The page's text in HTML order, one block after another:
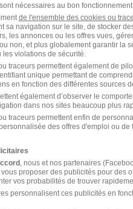
- 71 CDI 50 000 - 55
Qualité - CDI
nécessaires au bon
de l'ensemble des cookies ou
sa navigation sur le site, de stocker
les annonces ou les offres vues,
non, et plus globalement garantir la
violations de sécurité.
traceurs permettent également de
unique permettant de
en fonction des différentes sources
également d’observer le
dans nos sites beaucoup plus
traceurs permettent enfin de
des offres d'emploi ou de
, nous et nos partenaires
proposer des publicités pour des
vos probabilités de trouver
personnalisent ces publicités en